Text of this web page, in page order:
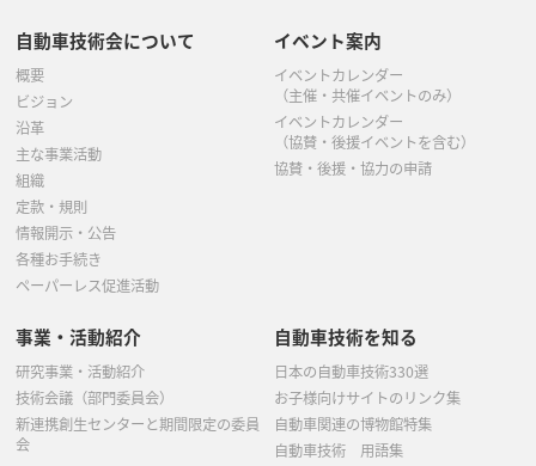
自動車技術会について
概要
ビジョン
沿革
主な事業活動
組織
定款・規則
情報開示・公告
各種お手続き
ペーパーレス促進活動
イベント案内
イベントカレンダー
（主催・共催イベントのみ）
イベントカレンダー
（協賛・後援イベントを含む）
協賛・後援・協力の申請
事業・活動紹介
研究事業・活動紹介
技術会議（部門委員会）
新連携創生センターと期間限定の委員
会
自動車技術を知る
日本の自動車技術330選
お子様向けサイトのリンク集
自動車関連の博物館特集
自動車技術 用語集